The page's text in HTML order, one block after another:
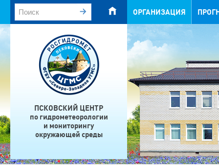
ОРГАНИЗАЦИЯ
ПСКОВСКИЙ ЦЕНТР
по гидрометеорологии
и мониторингу
окружающей среды